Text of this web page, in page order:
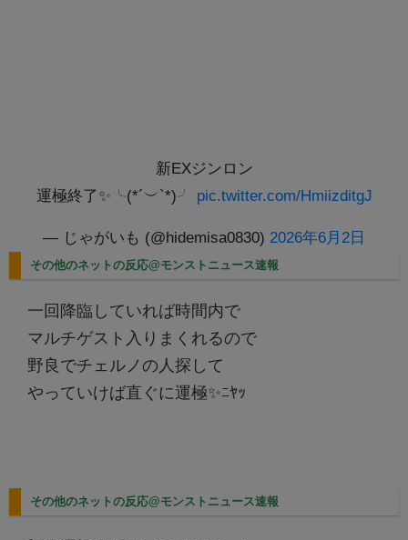
新EXジンロン
運極終了✨╰(*´︶`*)╯ pic.twitter.com/HmiizditgJ
— じゃがいも (@hidemisa0830) 2026年6月2日
その他のネットの反応@モンストニュース速報
一回降臨していれば時間内で
マルチゲスト入りまくれるので
野良でチェルノの人探して
やっていけば直ぐに運極✨ﾆﾔｯ
その他のネットの反応@モンストニュース速報